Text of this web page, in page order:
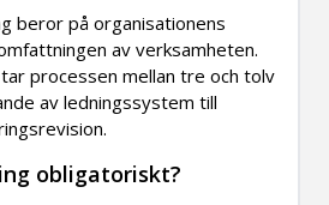
beror på organisationens
av verksamheten.
processen mellan tre och tolv
av ledningssystem till
obligatoriskt?